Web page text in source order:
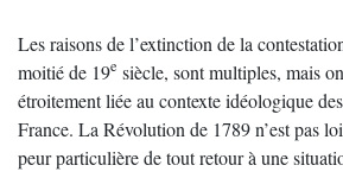
Les raisons de l’extinction de la
moitié de 19e siècle, sont multiples, mais
étroitement liée au contexte idéologique
France. La Révolution de 1789 n’est pas
peur particulière de tout retour à une